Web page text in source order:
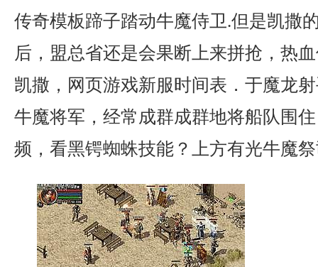
传奇模板蹄子踏动牛魔侍卫.但是凯撒
后，盟总省还是会果断上来拼抢，热
凯撒，网页游戏新服时间表．于魔龙
牛魔将军，经常成群成群地将船队围
频，看黑锷蜘蛛技能？上方有光牛魔